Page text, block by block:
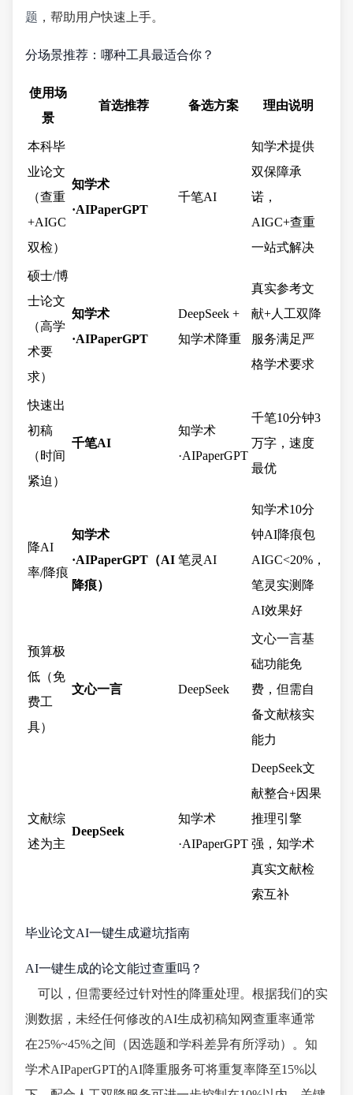
题 ，帮助用户快速上手。
分场景推荐：哪种工具最适合你？
使用场
景
首选推荐 备选方案 理由说明
本科毕
业论文
（查重
+AIGC
双检）
知学术
·AIPaperGPT
千笔AI
知学术提供
双保障承
诺，
AIGC+查重
一站式解决
硕士/博
士论文
（高学
术要
求）
知学术
·AIPaperGPT
DeepSeek +
知学术降重
真实参考文
献+人工双降
服务满足严
格学术要求
快速出
初稿
（时间
紧迫）
千笔AI
知学术
·AIPaperGPT
千笔10分钟3
万字，速度
最优
降AI
率/降痕
知学术
·AIPaperGPT（AI
降痕）
笔灵AI
知学术10分
钟AI降痕包
AIGC<20%，
笔灵实测降
AI效果好
预算极
低（免
费工
具）
文心一言 DeepSeek
文心一言基
础功能免
费，但需自
备文献核实
能力
文献综
述为主
DeepSeek
知学术
·AIPaperGPT
DeepSeek文
献整合+因果
推理引擎
强，知学术
真实文献检
索互补
毕业论文AI一键生成避坑指南
AI一键生成的论文能过查重吗？
可以，但需要经过针对性的降重处理。根据我们的实
测数据，未经任何修改的AI生成初稿知网查重率通常
在25%~45%之间（因选题和学科差异有所浮动）。知
学术AIPaperGPT的AI降重服务可将重复率降至15%以